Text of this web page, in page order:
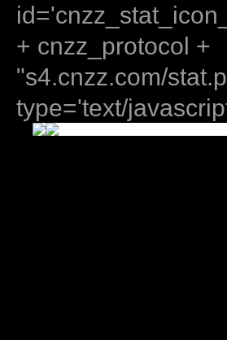
+ cnzz_protocol +
"s4.cnzz.com/
type='text/